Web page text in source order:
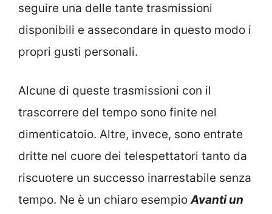
seguire una delle tante trasmissioni
disponibili e assecondare in questo modo i
propri gusti personali.
Alcune di queste trasmissioni con il
trascorrere del tempo sono finite nel
dimenticatoio. Altre, invece, sono entrate
dritte nel cuore dei telespettatori tanto da
riscuotere un successo inarrestabile senza
tempo. Ne è un chiaro esempioAvanti un